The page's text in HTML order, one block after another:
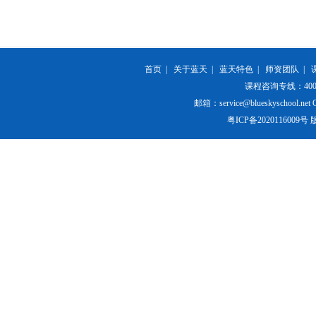
首页 关于蓝天 蓝天特色 师资团队
课程咨询专线：
邮箱：service@blueskyschool.net
粤ICP备2020116009号